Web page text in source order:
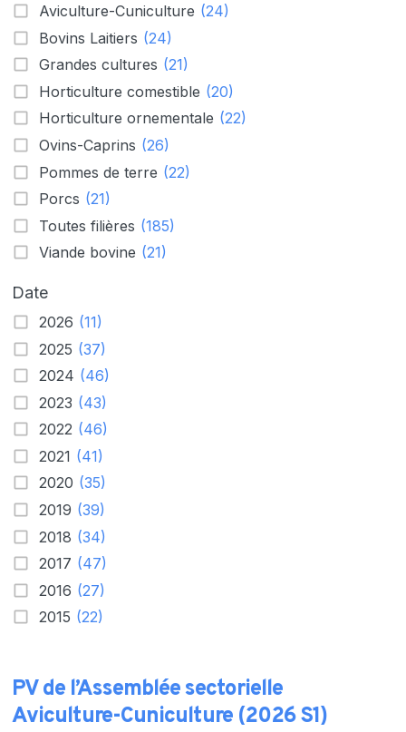
Aviculture-Cuniculture (24)
Bovins Laitiers (24)
Grandes cultures (21)
Horticulture comestible (20)
Horticulture ornementale (22)
Ovins-Caprins (26)
Pommes de terre (22)
Porcs (21)
Toutes filières (185)
Viande bovine (21)
Date
2026 (11)
2025 (37)
2024 (46)
2023 (43)
2022 (46)
2021 (41)
2020 (35)
2019 (39)
2018 (34)
2017 (47)
2016 (27)
2015 (22)
PV de l’Assemblée sectorielle
Aviculture-Cuniculture (2026 S1)